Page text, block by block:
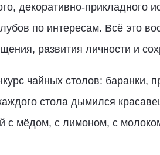
декоративно-прикладного
по интересам. Всё это
развития личности и
чайных столов: баранки,
стола дымился
с мёдом, с лимоном, с